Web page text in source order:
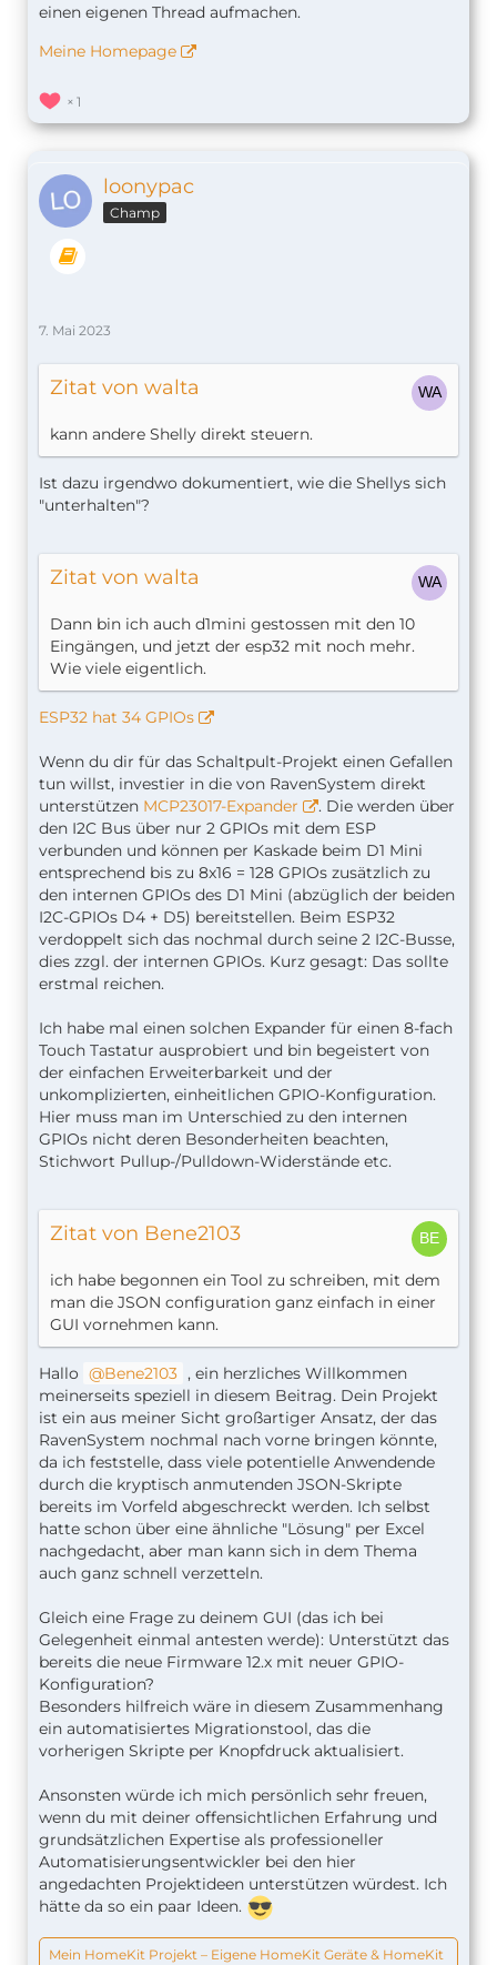
einen eigenen Thread aufmachen.
Meine Homepage
1
loonypac
Champ
7. Mai 2023
Zitat von walta
kann andere Shelly direkt steuern.
Ist dazu irgendwo dokumentiert, wie die Shellys sich
"unterhalten"?
Zitat von walta
Dann bin ich auch d1mini gestossen mit den 10
Eingängen, und jetzt der esp32 mit noch mehr.
Wie viele eigentlich.
ESP32 hat 34 GPIOs
Wenn du dir für das Schaltpult-Projekt einen Gefallen
tun willst, investier in die von RavenSystem direkt
unterstützen MCP23017-Expander
. Die werden über
den I2C Bus über nur 2 GPIOs mit dem ESP
verbunden und können per Kaskade beim D1 Mini
entsprechend bis zu 8x16 = 128 GPIOs zusätzlich zu
den internen GPIOs des D1 Mini (abzüglich der beiden
I2C-GPIOs D4 + D5) bereitstellen. Beim ESP32
verdoppelt sich das nochmal durch seine 2 I2C-Busse,
dies zzgl. der internen GPIOs. Kurz gesagt: Das sollte
erstmal reichen.
Ich habe mal einen solchen Expander für einen 8-fach
Touch Tastatur ausprobiert und bin begeistert von
der einfachen Erweiterbarkeit und der
unkomplizierten, einheitlichen GPIO-Konfiguration.
Hier muss man im Unterschied zu den internen
GPIOs nicht deren Besonderheiten beachten,
Stichwort Pullup-/Pulldown-Widerstände etc.
Zitat von Bene2103
ich habe begonnen ein Tool zu schreiben, mit dem
man die JSON configuration ganz einfach in einer
GUI vornehmen kann.
Hallo Bene2103 , ein herzliches Willkommen
meinerseits speziell in diesem Beitrag. Dein Projekt
ist ein aus meiner Sicht großartiger Ansatz, der das
RavenSystem nochmal nach vorne bringen könnte,
da ich feststelle, dass viele potentielle Anwendende
durch die kryptisch anmutenden JSON-Skripte
bereits im Vorfeld abgeschreckt werden. Ich selbst
hatte schon über eine ähnliche "Lösung" per Excel
nachgedacht, aber man kann sich in dem Thema
auch ganz schnell verzetteln.
Gleich eine Frage zu deinem GUI (das ich bei
Gelegenheit einmal antesten werde): Unterstützt das
bereits die neue Firmware 12.x mit neuer GPIO-
Konfiguration?
Besonders hilfreich wäre in diesem Zusammenhang
ein automatisiertes Migrationstool, das die
vorherigen Skripte per Knopfdruck aktualisiert.
Ansonsten würde ich mich persönlich sehr freuen,
wenn du mit deiner offensichtlichen Erfahrung und
grundsätzlichen Expertise als professioneller
Automatisierungsentwickler bei den hier
angedachten Projektideen unterstützen würdest. Ich
hätte da so ein paar Ideen.
Mein HomeKit Projekt – Eigene HomeKit Geräte & HomeKit